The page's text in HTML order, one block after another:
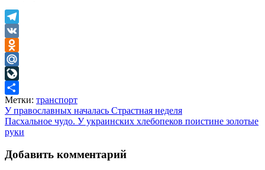
Telegram
VK
Odnoklassniki
Mail.Ru
LiveJournal
Отправить
Метки: транспорт
Навигация
по
У православных началась Страстная неделя
Пасхальное чудо. У украинских хлебопеков поистине золотые
руки
Добавить комментарий